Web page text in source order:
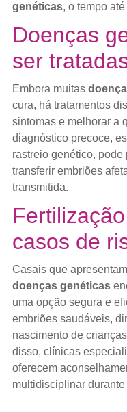
genéticas, o tempo
Doenças
ser
Embora muitas
cura, há tratamentos
sintomas e melhorar a
diagnóstico precoce,
rastreio genético,
transferir embriões
transmitida.
casos de
Casais que
doenças genéticas
uma opção segura e
embriões saudáveis,
nascimento de
disso, clínicas
oferecem
multidisciplinar